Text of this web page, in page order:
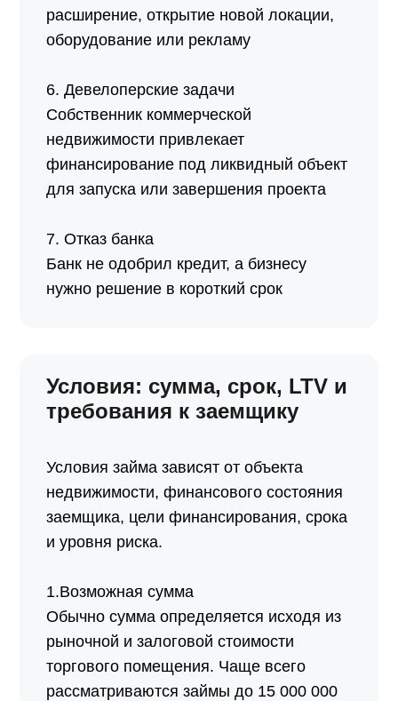
расширение, открытие новой локации,
оборудование или рекламу
6. Девелоперские задачи
Собственник коммерческой
недвижимости привлекает
финансирование под ликвидный объект
для запуска или завершения проекта
7. Отказ банка
Банк не одобрил кредит, а бизнесу
нужно решение в короткий срок
Условия: сумма, срок, LTV и
требования к заемщику
Условия займа зависят от объекта
недвижимости, финансового состояния
заемщика, цели финансирования, срока
и уровня риска.
1.Возможная сумма
Обычно сумма определяется исходя из
рыночной и залоговой стоимости
торгового помещения. Чаще всего
рассматриваются займы до 15 000 000